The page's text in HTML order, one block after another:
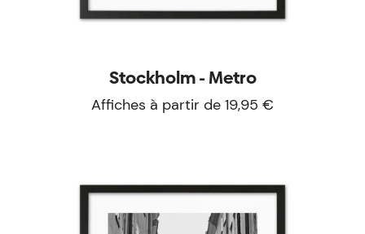
Stockholm - Metro
Affiches à partir de 19,95 €